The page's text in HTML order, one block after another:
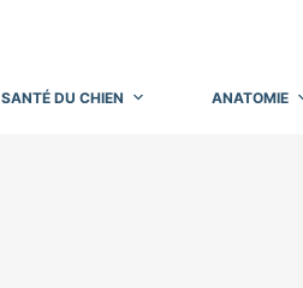
SANTÉ DU CHIEN ANATOMIE